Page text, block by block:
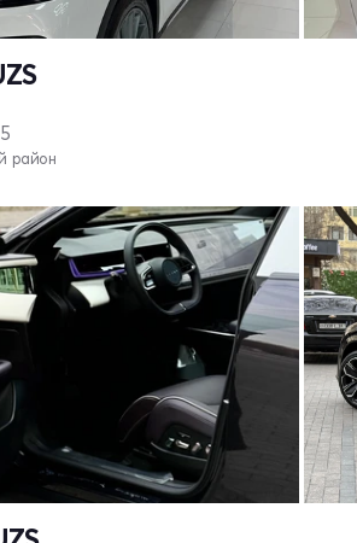
район